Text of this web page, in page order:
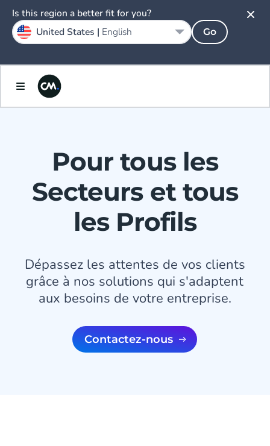
Pour tous les
Secteurs et tous
les Profils
Dépassez les attentes de vos clients
grâce à nos solutions qui s'adaptent
aux besoins de votre entreprise.
Contactez-nous
Is this region a better fit for you?
United States | English Go